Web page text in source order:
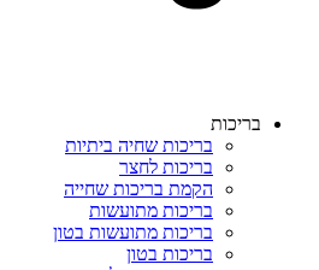
בריכות
בריכות שחיה ביתיות
בריכות לחצר
הקמת בריכות שחייה
בריכות מתועשות
בריכות מתועשות בטון
בריכות בטון